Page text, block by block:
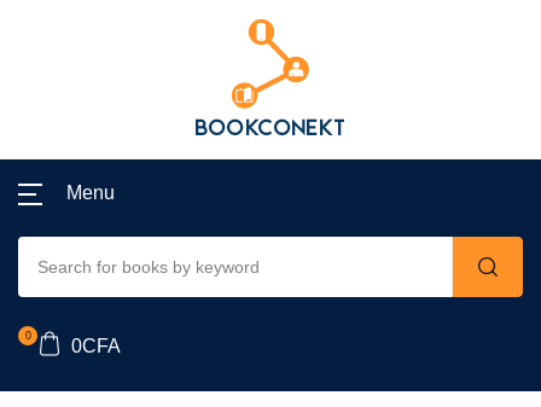
Menu
0
0CFA